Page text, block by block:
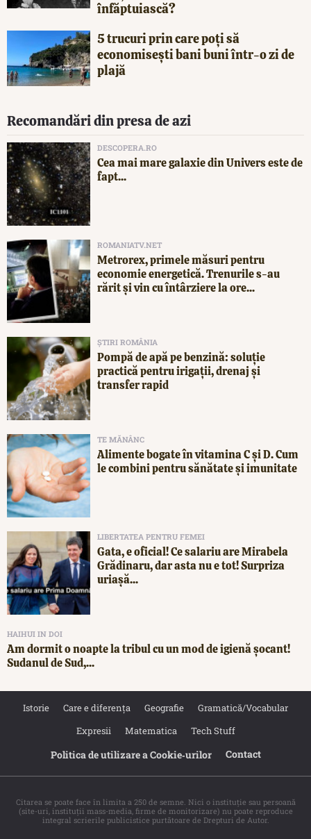
înfăptuiască?
5 trucuri prin care poți să
economisești bani buni într-o zi de
plajă
Recomandări din presa de azi
DESCOPERA.RO
Cea mai mare galaxie din Univers este de
fapt...
ROMANIATV.NET
Metrorex, primele măsuri pentru
economie energetică. Trenurile s-au
rărit și vin cu întârziere la ore...
ȘTIRI ROMÂNIA
Pompă de apă pe benzină: soluție
practică pentru irigații, drenaj și
transfer rapid
TE MĂNÂNC
Alimente bogate în vitamina C și D. Cum
le combini pentru sănătate și imunitate
LIBERTATEA PENTRU FEMEI
Gata, e oficial! Ce salariu are Mirabela
Grădinaru, dar asta nu e tot! Surpriza
uriașă...
HAIHUI IN DOI
Am dormit o noapte la tribul cu un mod de igienă șocant!
Sudanul de Sud,...
Istorie Care e diferența Geografie
Gramatică/Vocabular
Expresii
Matematica Tech Stuff
Politica de utilizare a Cookie‐urilor Contact
Citarea se poate face în limita a 250 de semne. Nici o instituţie sau persoană
(site-uri, instituţii mass-media, firme de monitorizare) nu poate reproduce
integral scrierile publicistice purtătoare de Drepturi de Autor.